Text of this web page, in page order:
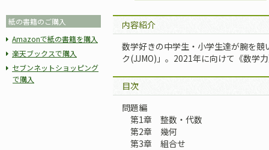
紙の書籍のご購入
Amazonで紙の書籍を購入
楽天ブックスで購入
セブンネットショッピング
で購入
内容紹介
数学好きの中学生・小学生達が腕を
ク(JJMO)」。2021年に向けて《数学
目次
問題編
第1章 整数・代数
第2章 幾何
第3章 組合せ